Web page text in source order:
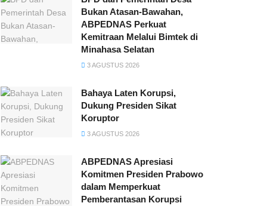
Bukan Atasan-Bawahan,
ABPEDNAS Perkuat
Kemitraan Melalui Bimtek di
Minahasa Selatan
3 AGUSTUS 2026
Bahaya Laten Korupsi,
Dukung Presiden Sikat
Koruptor
3 AGUSTUS 2026
ABPEDNAS Apresiasi
Komitmen Presiden Prabowo
dalam Memperkuat
Pemberantasan Korupsi